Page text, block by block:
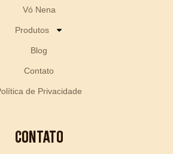
Vó Nena
Produtos
Blog
Contato
de Privacidade
Contato